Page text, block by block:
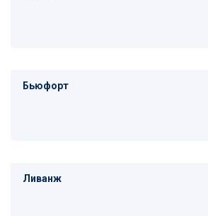
Бьюфорт
Ливанж